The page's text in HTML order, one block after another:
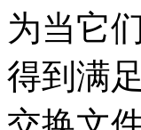
为当它
得到满